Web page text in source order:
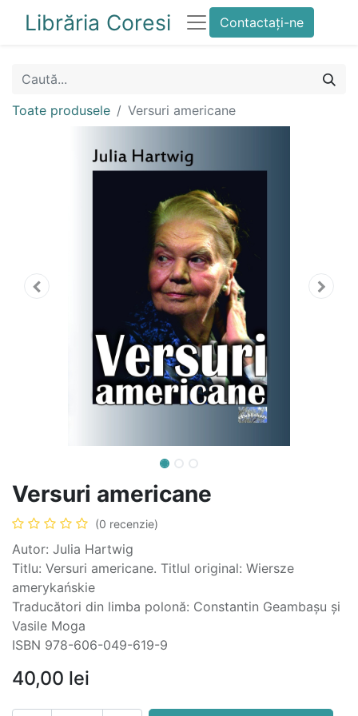
Librăria Coresi Contactați-ne
Toate produsele Versuri americane
Versuri americane
(0 recenzie)
Autor: Julia Hartwig
Titlu: Versuri americane. Titlul original: Wiersze
amerykańskie
Traducători din limba polonă: Constantin Geambașu și
Vasile Moga
ISBN 978-606-049-619-9
40,00 lei